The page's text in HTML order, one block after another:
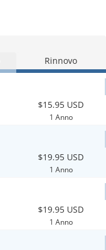
Rinnovo
$15.95 USD
1 Anno
$19.95 USD
1 Anno
$19.95 USD
1 Anno